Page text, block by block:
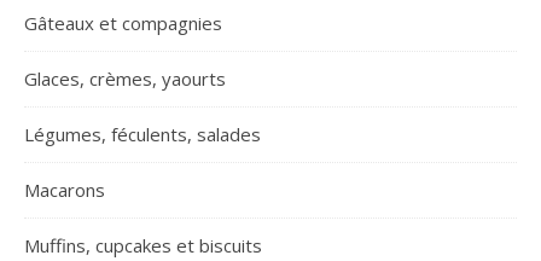
Gâteaux et compagnies
Glaces, crèmes, yaourts
Légumes, féculents, salades
Macarons
Muffins, cupcakes et biscuits